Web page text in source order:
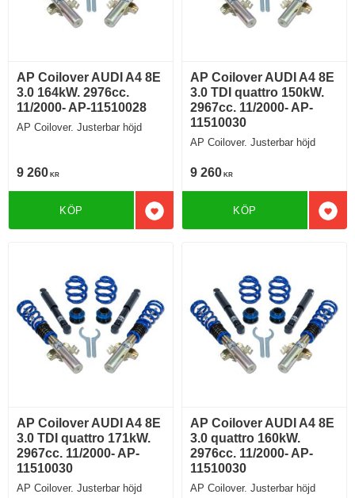
AP Coilover AUDI A4 8E
3.0 164kW. 2976cc.
11/2000- AP-11510028
AP Coilover. Justerbar höjd
9 260 KR
Lägg till i favoriter
KÖP
AP Coilover AUDI A4 8E
3.0 TDI quattro 150kW.
2967cc. 11/2000- AP-
11510030
AP Coilover. Justerbar höjd
9 260 KR
KÖP
AP Coilover AUDI A4 8E
3.0 TDI quattro 171kW.
2967cc. 11/2000- AP-
11510030
AP Coilover. Justerbar höjd
AP Coilover AUDI A4 8E
3.0 quattro 160kW.
2976cc. 11/2000- AP-
11510030
AP Coilover. Justerbar höjd